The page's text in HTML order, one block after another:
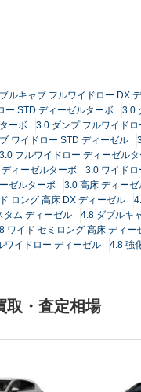
ルキャブ フルワイドロー DX
ー STD ディーゼルターボ
3.0
ーボ
3.0 ダンプ フルワイド
ワイドロー STD ディーゼル
3.0 フルワイドロー ディーゼル
ィーゼルターボ
3.0 ワイド
ゼルターボ 3.0 高床 ディー
ロング 高床 DX ディーゼル
タム ディーゼル
4.8 ダブルキ
ワイド セミロング 高床 ディー
ワイドロー ディーゼル 4.8 強
取・査定相場